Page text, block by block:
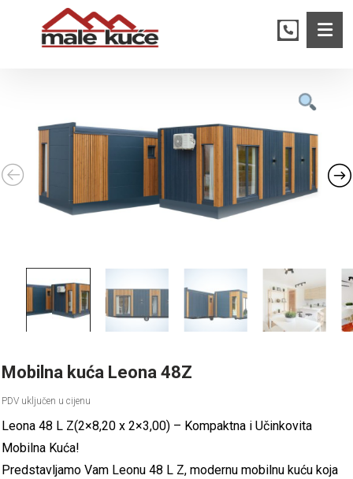
Mobilna kuća Leona 48Z
Leona 48 L Z(2×8,20 x 2×3,00) – Kompaktna i Učinkovita
Mobilna Kuća!
Predstavljamo Vam Leonu 48 L Z, modernu mobilnu kuću koja